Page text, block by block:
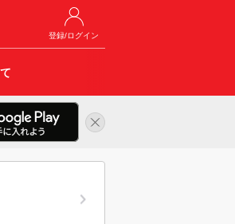
登録/ログイン